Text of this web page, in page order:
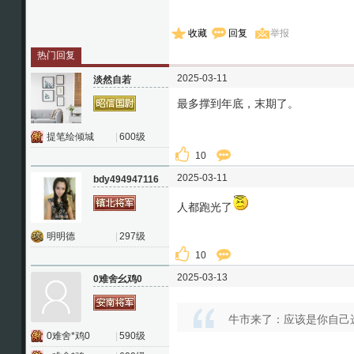
收藏 回复
举报
热门回复
淡然自若
提笔绘倾城 600级
2025-03-11
最多撑到年底，末期了。
10
bdy494947116
明明德 297级
2025-03-11
人都跑光了
10
0难舍幺鸡0
0难舍*鸡0
590级
2025-03-13
牛市来了：应该是你自己